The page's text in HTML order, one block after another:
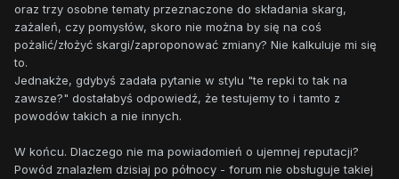
oraz trzy osobne tematy przeznaczone do składania skarg,
zażaleń, czy pomysłów, skoro nie można by się na coś
pożalić/złożyć skargi/zaproponować zmiany? Nie kalkuluje mi się
to.
Jednakże, gdybyś zadała pytanie w stylu "te repki to tak na
zawsze?" dostałabyś odpowiedź, że testujemy to i tamto z
powodów takich a nie innych.
W końcu. Dlaczego nie ma powiadomień o ujemnej reputacji?
Powód znalazłem dzisiaj po północy - forum nie obsługuje takiej